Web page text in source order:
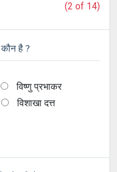
(2 of 14)
है ?
विष्णु प्रभाकर
विशाखा दत्त